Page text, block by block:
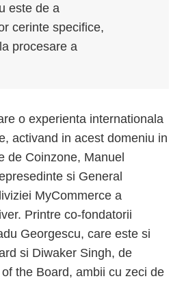
este de a
cerinte specifice,
procesare a
o experienta internationala
activand in acest domeniu in
de Coinzone, Manuel
si General
MyCommerce a
Printre co-fondatorii
Georgescu, care este si
si Diwaker Singh, de
the Board, ambii cu zeci de